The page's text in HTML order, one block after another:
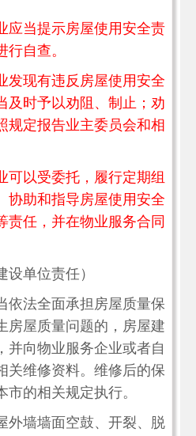
当提示房屋使用安全责
自查。
现有违反房屋使用安全
及时予以劝阻、制止；劝
规定报告业主委员会和相
以受委托，履行定期组
协助和指导房屋使用安全
责任，并在物业服务合同
单位责任）
依法全面承担房屋质量保
房屋质量问题的，房屋建
并向物业服务企业或者自
关维修资料。维修后的保
的相关规定执行。
外墙墙面空鼓、开裂、脱